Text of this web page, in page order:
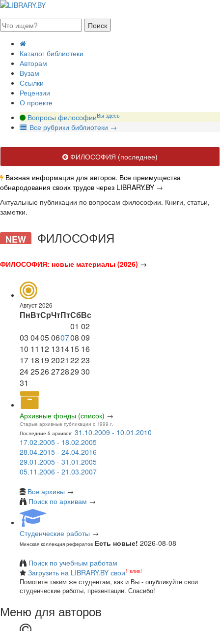
Каталог библиотеки
Авторам
Вузам
Ссылки
Рецензии
О проекте
Вопросы философииВы здесь
Все рубрики библиотеки →
ФИЛОСОФИЯ (последнее)
Важная информация для авторов. Все преимущества
обнародования своих трудов через LIBRARY.BY →
Актуальные публикации по вопросам философии. Книги, статьи,
заметки.
NEW ФИЛОСОФИЯ
ФИЛОСОФИЯ: новые материалы (2026) →
Август 2026
ПнВтСрЧтПтСбВс
01 02
03 0405060708 09
10 11 12 131415 16
17 1819 2021 2223
242526272829 30
31
Архивные фонды (список) →
Старые архивные публикации с 1999 г.
Последние 5 архивов: 31.10.2009 - 10.01.2010
17.02.2005 - 18.02.2005
28.04.2015 - 24.04.2016
29.01.2005 - 31.01.2005
05.11.2006 - 21.03.2007
Все архивы →
Поиск по архивам →
Студенческие работы →
Минская коллекция рефератов Есть новые! 2026-08-08
Поиск по учебным работам
Загрузить на LIBRARY.BY свои1 клик!
Помогите таким же студентам, как и Вы - опубликуйте свои
студенческие работы, презентации. Спасибо!
Меню для авторов